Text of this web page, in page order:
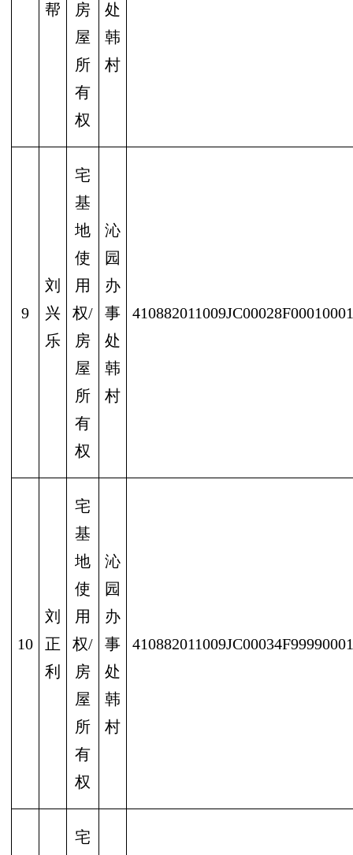
帮
房
屋
所
有
权
处
韩
村
9
刘
兴
乐
宅
基
地
使
用
权/
房
屋
所
有
权
沁
园
办
事
处
韩
村
410882011009JC00028F00010001
10
刘
正
利
宅
基
地
使
用
权/
房
屋
所
有
权
沁
园
办
事
处
韩
村
410882011009JC00034F99990001
宅